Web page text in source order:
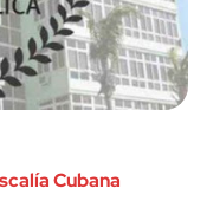
Cubana